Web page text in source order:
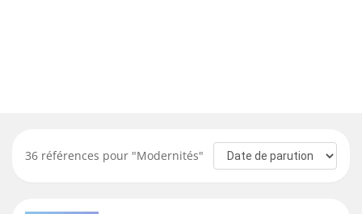
36 références pour "Modernités"